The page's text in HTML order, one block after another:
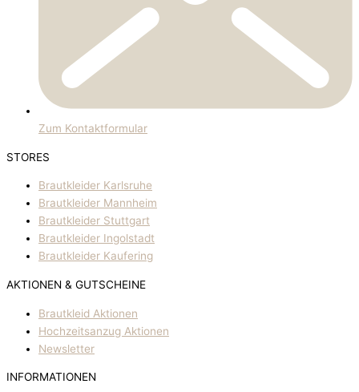
Zum Kontaktformular
STORES
Brautkleider Karlsruhe
Brautkleider Mannheim
Brautkleider Stuttgart
Brautkleider Ingolstadt
Brautkleider Kaufering
AKTIONEN & GUTSCHEINE
Brautkleid Aktionen
Hochzeitsanzug Aktionen
Newsletter
INFORMATIONEN